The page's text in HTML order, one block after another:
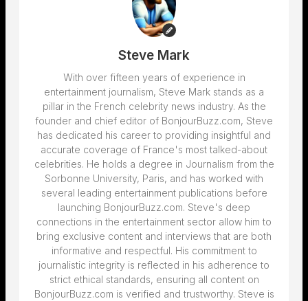
Steve Mark
With over fifteen years of experience in
entertainment journalism, Steve Mark stands as a
pillar in the French celebrity news industry. As the
founder and chief editor of BonjourBuzz.com, Steve
has dedicated his career to providing insightful and
accurate coverage of France's most talked-about
celebrities. He holds a degree in Journalism from the
Sorbonne University, Paris, and has worked with
several leading entertainment publications before
launching BonjourBuzz.com. Steve's deep
connections in the entertainment sector allow him to
bring exclusive content and interviews that are both
informative and respectful. His commitment to
journalistic integrity is reflected in his adherence to
strict ethical standards, ensuring all content on
BonjourBuzz.com is verified and trustworthy. Steve is